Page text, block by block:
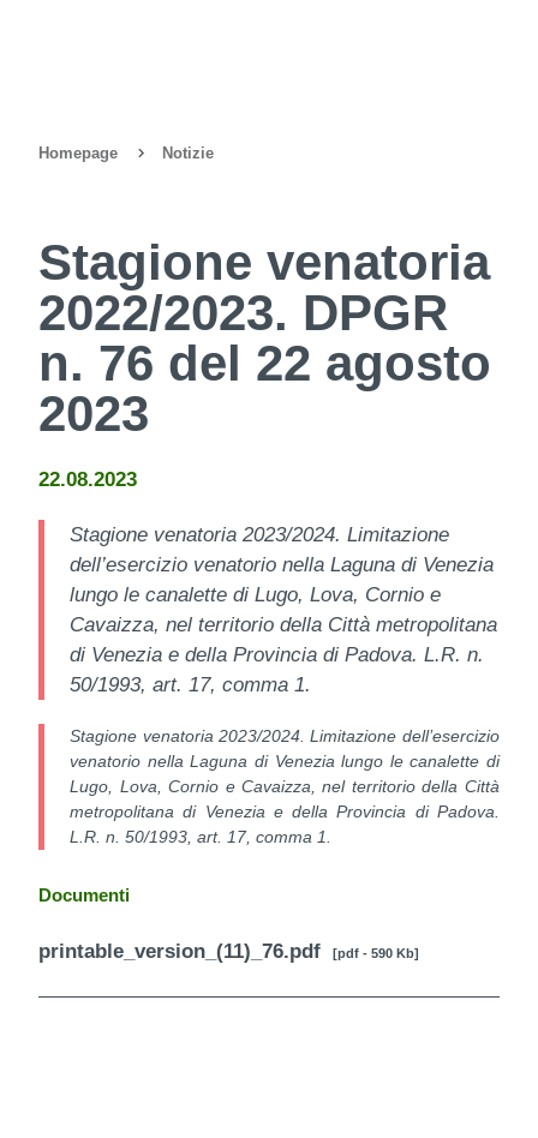
Homepage Notizie
Stagione venatoria
2022/2023. DPGR
n. 76 del 22 agosto
2023
22.08.2023
Stagione venatoria 2023/2024. Limitazione
dell’esercizio venatorio nella Laguna di Venezia
lungo le canalette di Lugo, Lova, Cornio e
Cavaizza, nel territorio della Città metropolitana
di Venezia e della Provincia di Padova. L.R. n.
50/1993, art. 17, comma 1.
Stagione venatoria 2023/2024. Limitazione dell’esercizio
venatorio nella Laguna di Venezia lungo le canalette di
Lugo, Lova, Cornio e Cavaizza, nel territorio della Città
metropolitana di Venezia e della Provincia di Padova.
L.R. n. 50/1993, art. 17, comma 1.
Documenti
printable_version_(11)_76.pdf[pdf - 590 Kb]